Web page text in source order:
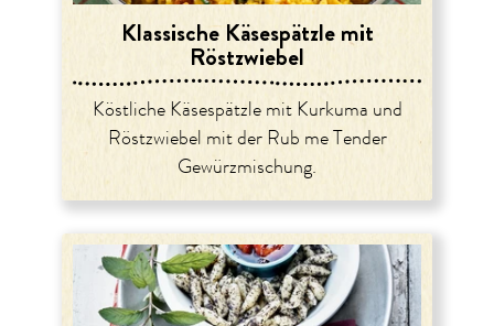
Klassische Käsespätzle mit
Röstzwiebel
Köstliche Käsespätzle mit Kurkuma und
Röstzwiebel mit der Rub me Tender
Gewürzmischung.